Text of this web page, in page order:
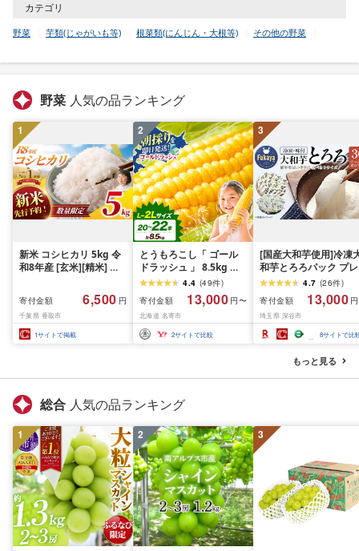
カテゴリ
野菜 芋類(じゃがいも等) 根菜類(にんじん・大根等) その他の野菜
野菜 人気の品ランキング
1
新米 コシヒカリ 5kg 令
和8年産 [玄米][精米] 先
米 数量 限定 こしひかり
5キロ 米5kg ごはん こめ
コメ はくまい お米マイ
スター 厳選 予約 白飯 ※
okome kome おむすび
千葉県産 R8 2026年 産
千葉 千葉県 香取市
寄付金額 6,500 円
千葉県 香取市
1サイトで掲載
2
とうもろこし「 ゴール
ドラッシュ 」 8.5kg 以
上 北海道 名寄 スイート
4.4 (49件)
寄付金額
13,000 円〜
北海道 名寄市
2サイトで比較
3
[国産大和芋使用]冷凍
和芋とろろパック プレ
ーン20パック・青のり
10パック/計30パック
[11218-0367]
4.7 (26件)
寄付金額
13,000
埼玉県 深谷市
8サイトで比
もっと見る
総合 人気の品ランキング
1 2 3